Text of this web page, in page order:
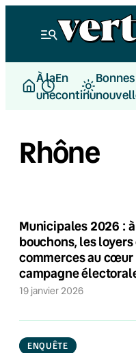
À la
une
En
continu
Bonnes
Rhône
Municipales 2026 :
bouchons, les
commerces au cœur
campagne
19 janvier 2026
ENQUÊTE